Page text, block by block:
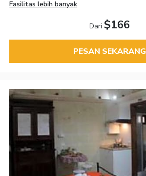
Fasilitas lebih banyak
Dari $166
PESAN SEKARANG